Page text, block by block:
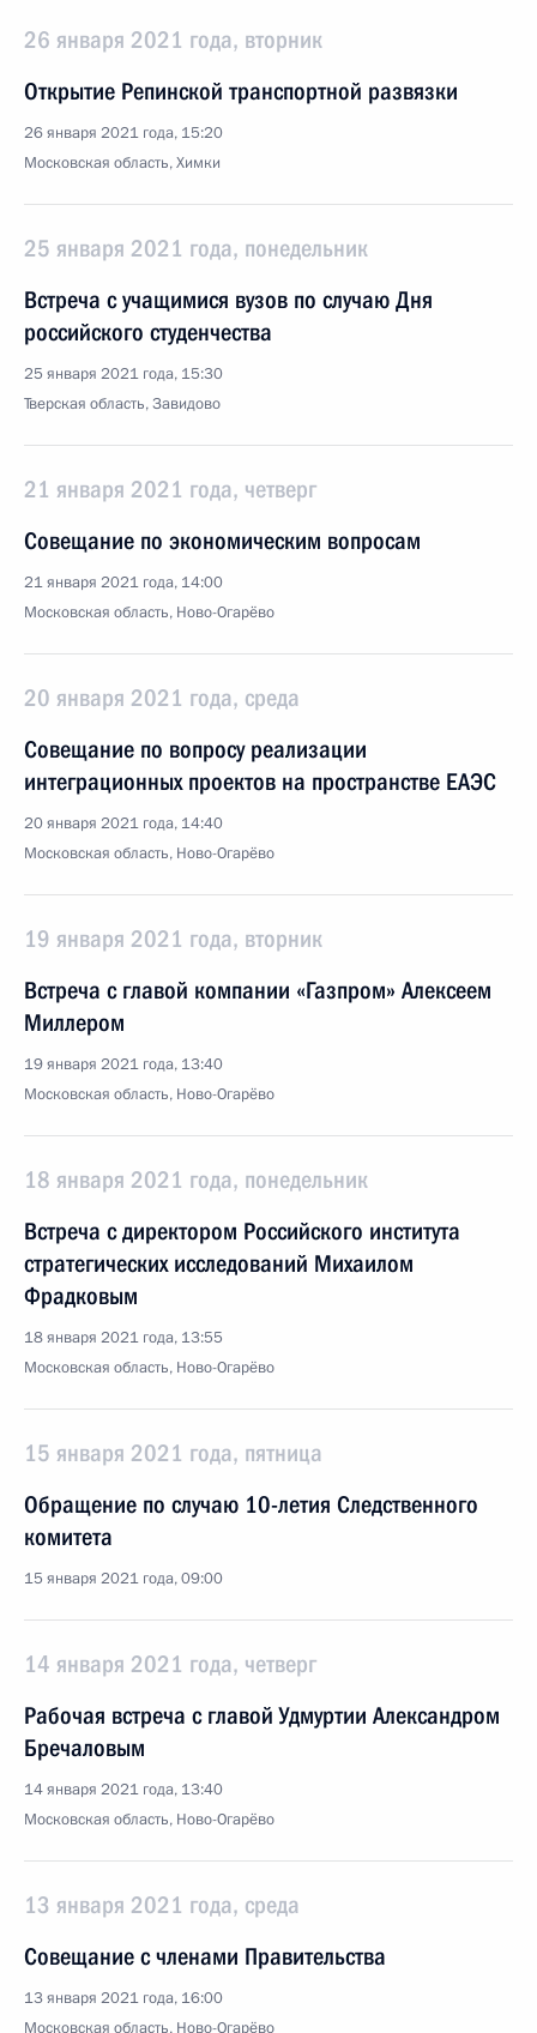
26 января 2021 года, вторник
Открытие Репинской транспортной развязки
26 января 2021 года, 15:20
Московская область, Химки
25 января 2021 года, понедельник
Встреча с учащимися вузов по случаю Дня
российского студенчества
25 января 2021 года, 15:30
Тверская область, Завидово
21 января 2021 года, четверг
Совещание по экономическим вопросам
21 января 2021 года, 14:00
Московская область, Ново-Огарёво
20 января 2021 года, среда
Совещание по вопросу реализации
интеграционных проектов на пространстве ЕАЭС
20 января 2021 года, 14:40
Московская область, Ново-Огарёво
19 января 2021 года, вторник
Встреча с главой компании «Газпром» Алексеем
Миллером
19 января 2021 года, 13:40
Московская область, Ново-Огарёво
18 января 2021 года, понедельник
Встреча с директором Российского института
стратегических исследований Михаилом
Фрадковым
18 января 2021 года, 13:55
Московская область, Ново-Огарёво
15 января 2021 года, пятница
Обращение по случаю 10-летия Следственного
комитета
15 января 2021 года, 09:00
14 января 2021 года, четверг
Рабочая встреча с главой Удмуртии Александром
Бречаловым
14 января 2021 года, 13:40
Московская область, Ново-Огарёво
13 января 2021 года, среда
Совещание с членами Правительства
13 января 2021 года, 16:00
Московская область, Ново-Огарёво